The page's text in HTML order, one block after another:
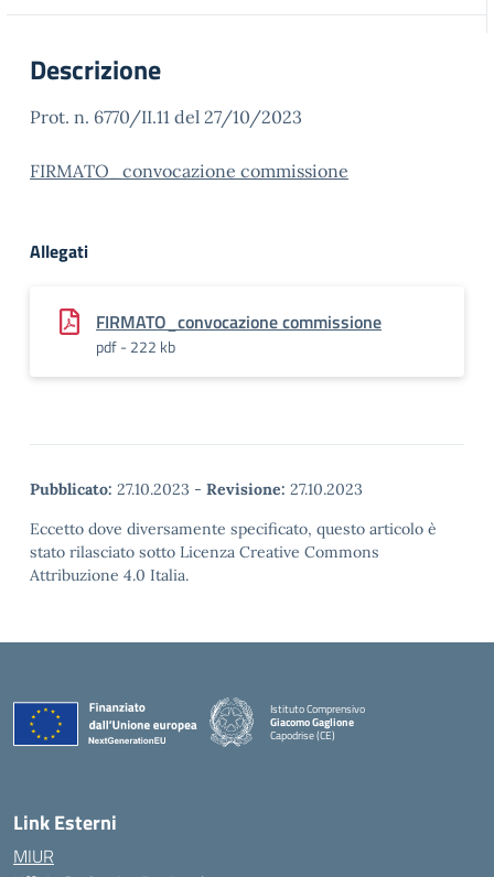
Descrizione
Prot. n. 6770/II.11 del 27/10/2023
FIRMATO_convocazione commissione
Allegati
FIRMATO_convocazione commissione
pdf - 222 kb
Pubblicato: 27.10.2023 - Revisione: 27.10.2023
Eccetto dove diversamente specificato, questo articolo è
stato rilasciato sotto Licenza Creative Commons
Attribuzione 4.0 Italia.
Istituto Comprensivo
Giacomo Gaglione
Capodrise (CE)
— Visita la pagina iniziale della scuola
Link Esterni
MIUR